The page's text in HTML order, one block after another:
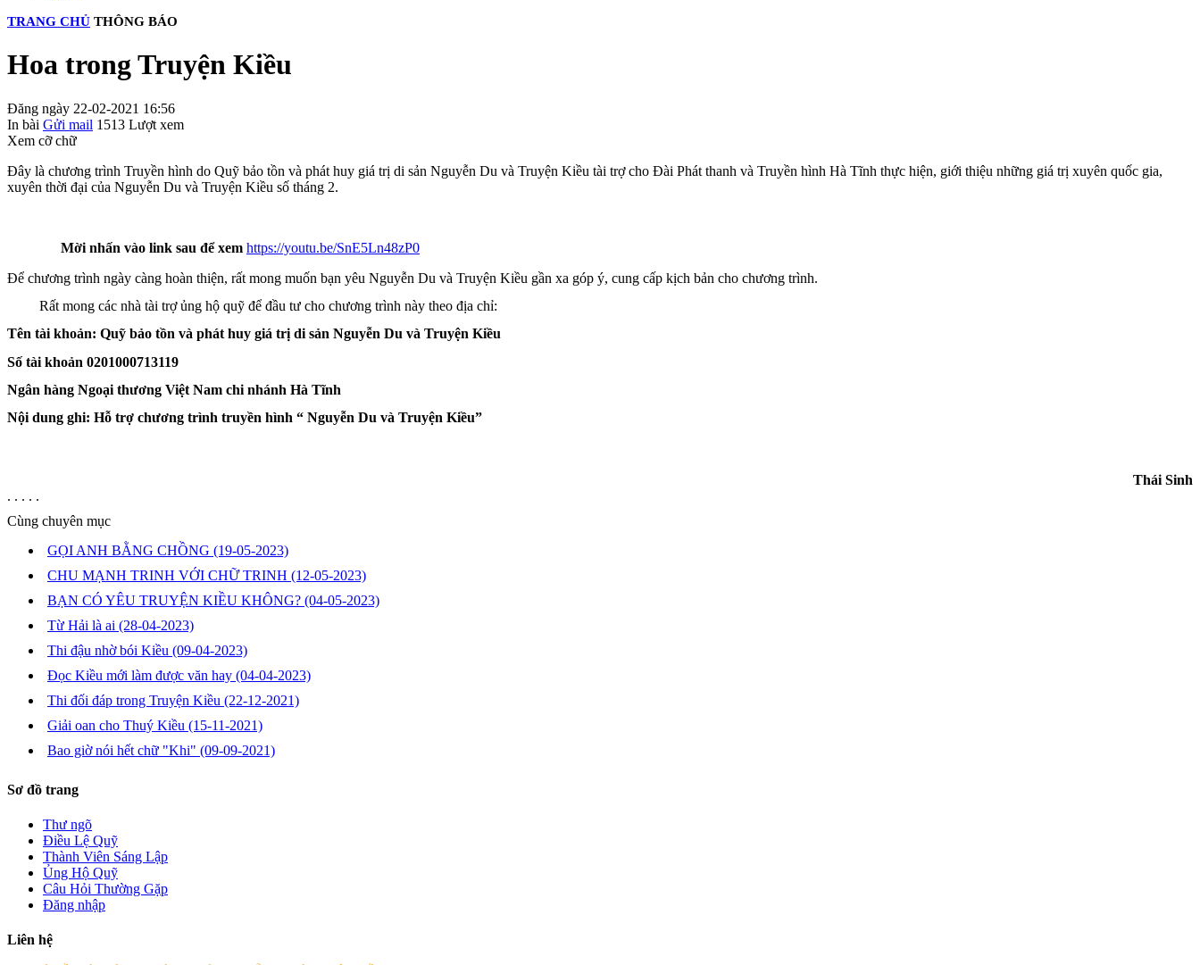
TRANG CHỦ THÔNG BÁO
Hoa trong Truyện Kiều
Đăng ngày 22-02-2021 16:56
In bài Gửi mail 1513 Lượt xem
Xem cỡ chữ
Đây là chương trình Truyền hình do Quỹ bảo tồn và phát huy giá trị di sản Nguyễn Du và Truyện Kiều tài trợ cho Đài Phát thanh và Truyền hình Hà Tĩnh thực hiện, giới thiệu những giá trị xuyên quốc gia,
xuyên thời đại của Nguyễn Du và Truyện Kiều số tháng 2.
Mời nhấn vào link sau để xem https://youtu.be/SnE5Ln48zP0
Để chương trình ngày càng hoàn thiện, rất mong muốn bạn yêu Nguyễn Du và Truyện Kiều gần xa góp ý, cung cấp kịch bản cho chương trình.
Rất mong các nhà tài trợ ủng hộ quỹ để đầu tư cho chương trình này theo địa chỉ:
Tên tài khoản: Quỹ bảo tồn và phát huy giá trị di sản Nguyễn Du và Truyện Kiều
Số tài khoản 0201000713119
Ngân hàng Ngoại thương Việt Nam chi nhánh Hà Tĩnh
Nội dung ghi: Hỗ trợ chương trình truyền hình “ Nguyễn Du và Truyện Kiều”
Thái Sinh
. . . . .
Cùng chuyên mục
GỌI ANH BẰNG CHỒNG (19-05-2023)
CHU MẠNH TRINH VỚI CHỮ TRINH (12-05-2023)
BẠN CÓ YÊU TRUYỆN KIỀU KHÔNG? (04-05-2023)
Từ Hải là ai (28-04-2023)
Thi đậu nhờ bói Kiều (09-04-2023)
Đọc Kiều mới làm được văn hay (04-04-2023)
Thi đối đáp trong Truyện Kiều (22-12-2021)
Giải oan cho Thuý Kiều (15-11-2021)
Bao giờ nói hết chữ "Khi" (09-09-2021)
Sơ đồ trang
Thư ngõ
Điều Lệ Quỹ
Thành Viên Sáng Lập
Ủng Hộ Quỹ
Câu Hỏi Thường Gặp
Đăng nhập
Liên hệ